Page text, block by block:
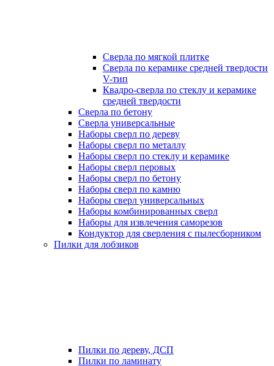
Сверла по мягкой плитке
Сверла по керамике средней твердости
V-тип
Квадро-сверла по стеклу и керамике
средней твердости
Сверла по бетону
Сверла универсальные
Наборы сверл по дереву
Наборы сверл по металлу
Наборы сверл по стеклу и керамике
Наборы сверл перовых
Наборы сверл по бетону
Наборы сверл по камню
Наборы сверл универсальных
Наборы комбинированных сверл
Наборы для извлечения саморезов
Кондуктор для сверления с пылесборником
Пилки для лобзиков
Пилки по дереву, ДСП
Пилки по ламинату